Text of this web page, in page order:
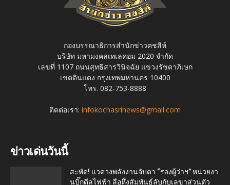
กองบรรณาธิการสำนักข่าวคชสีห์
บริษัท มหามงคลเทเลคอม 2020 จำกัด
เลขที่ 1107 ถนนสุทธิสารวินิจฉัย แขวงรัชดาภิเษก
เขตดินแดง กรุงเทพมหานคร 10400
โทร. 082-753-8888
ติดต่อเรา: infokochasrinews@gmail.com
ข่าวเด่นวันนี้
สะพัด! แวดวงพลังงานจับตา “รองผู้ว่าฯ” หน่วยงา
นบิ๊กดีลไฟฟ้า ลือหึ่งสัมพันธ์ลับกับเลขาส่วนตัว